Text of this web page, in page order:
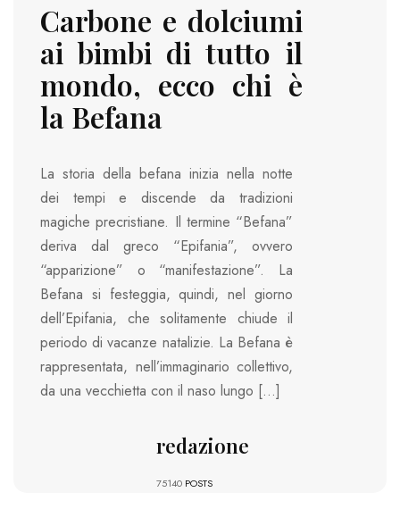
Carbone e dolciumi
ai bimbi di tutto il
mondo, ecco chi è
la Befana
La storia della befana inizia nella notte
dei tempi e discende da tradizioni
magiche precristiane. Il termine “Befana”
deriva dal greco “Epifania”, ovvero
“apparizione” o “manifestazione”. La
Befana si festeggia, quindi, nel giorno
dell’Epifania, che solitamente chiude il
periodo di vacanze natalizie. La Befana è
rappresentata, nell’immaginario collettivo,
da una vecchietta con il naso lungo […]
redazione
75140 POSTS